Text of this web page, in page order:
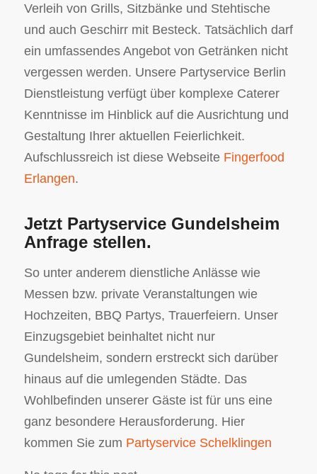
Verleih von Grills, Sitzbänke und Stehtische
und auch Geschirr mit Besteck. Tatsächlich darf
ein umfassendes Angebot von Getränken nicht
vergessen werden. Unsere Partyservice Berlin
Dienstleistung verfügt über komplexe Caterer
Kenntnisse im Hinblick auf die Ausrichtung und
Gestaltung Ihrer aktuellen Feierlichkeit.
Aufschlussreich ist diese Webseite Fingerfood
Erlangen.
Jetzt Partyservice Gundelsheim
Anfrage stellen.
So unter anderem dienstliche Anlässe wie
Messen bzw. private Veranstaltungen wie
Hochzeiten, BBQ Partys, Trauerfeiern. Unser
Einzugsgebiet beinhaltet nicht nur
Gundelsheim, sondern erstreckt sich darüber
hinaus auf die umlegenden Städte. Das
Wohlbefinden unserer Gäste ist für uns eine
ganz besondere Herausforderung. Hier
kommen Sie zum Partyservice Schelklingen